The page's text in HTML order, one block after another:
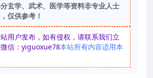
玄学、武术、医学等资料非专业人士
仅供参考！
用户发布，如有侵权，请联系我们立
信：yiguoxue78本站所有内容适用本